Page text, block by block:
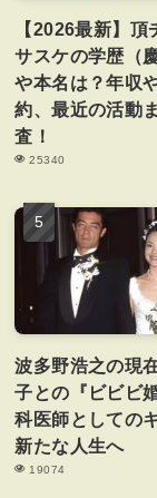
【2026最新】頂
サスケの学歴（
や本名は？年収
約、最近の活動
査！
25340
波多野浩之の現
子との『ビビビ
科医師としての
新たな人生へ
19074